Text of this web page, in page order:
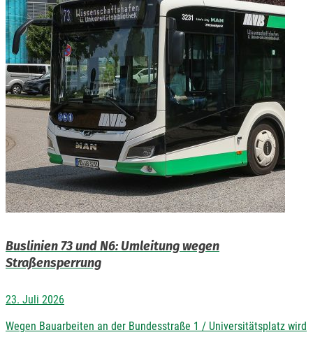
Buslinien 73 und N6: Umleitung wegen
Straßensperrung
23. Juli 2026
Wegen Bauarbeiten an der Bundesstraße 1 / Universitätsplatz wird